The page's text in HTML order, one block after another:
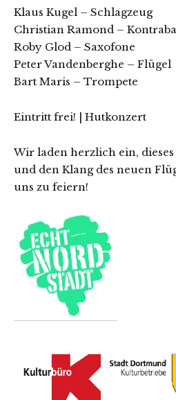
Klaus Kugel – Schlagzeug
Christian Ramond –
Roby Glod – Saxofone
Peter Vandenberghe – Flügel
Bart Maris – Trompete
Eintritt frei! | Hutkonzert
Wir laden herzlich ein,
und den Klang des neuen
uns zu feiern!